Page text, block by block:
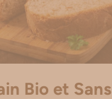
Bio et Sans